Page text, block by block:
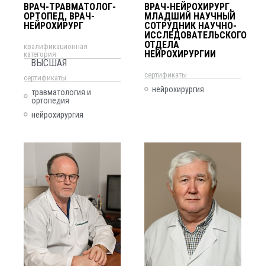
ВРАЧ-ТРАВМАТОЛОГ-
ОРТОПЕД, ВРАЧ-
НЕЙРОХИРУРГ
квалификационная
категория
ВЫСШАЯ
cертификаты
травматология и
ортопедия
нейрохирургия
ВРАЧ-НЕЙРОХИРУРГ,
МЛАДШИЙ НАУЧНЫЙ
СОТРУДНИК НАУЧНО-
ИССЛЕДОВАТЕЛЬСКОГО
ОТДЕЛА
НЕЙРОХИРУРГИИ
cертификаты
нейрохирургия